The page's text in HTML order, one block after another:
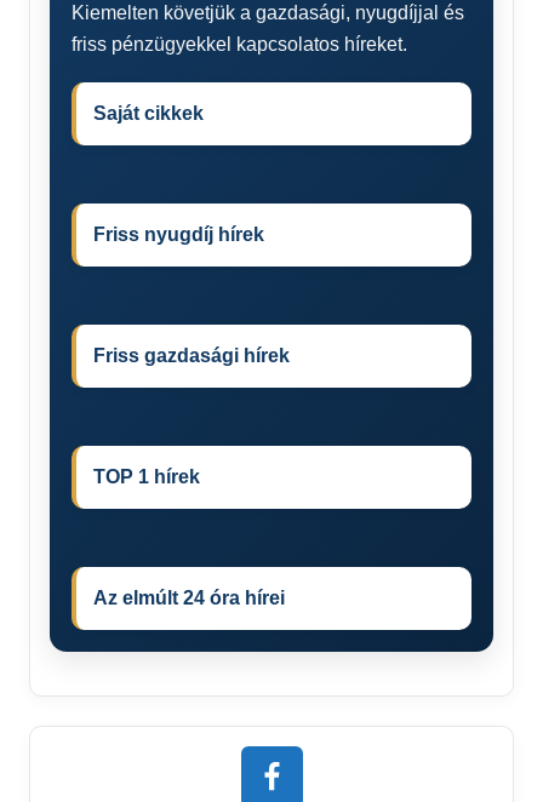
Kiemelten követjük a gazdasági, nyugdíjjal és
friss pénzügyekkel kapcsolatos híreket.
Saját cikkek
Friss nyugdíj hírek
Friss gazdasági hírek
TOP 1 hírek
Az elmúlt 24 óra hírei